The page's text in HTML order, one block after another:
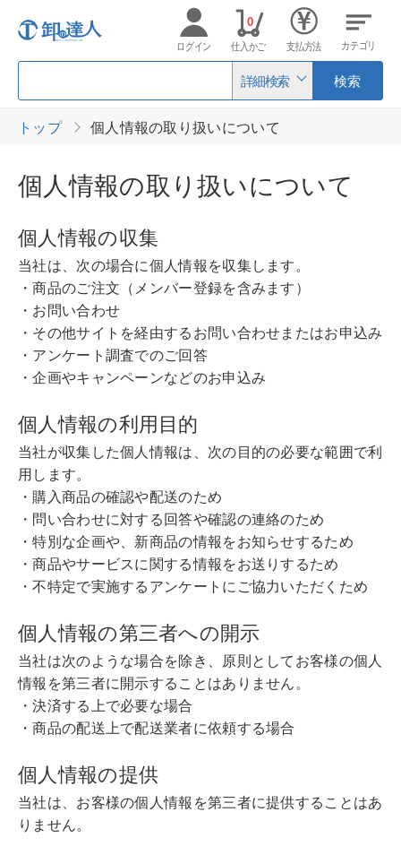
詳細検索 検索
ログイン 仕入かご
0
支払方法 カテゴリ
トップ 個人情報の取り扱いについて
個人情報の取り扱いについて
個人情報の収集
当社は、次の場合に個人情報を収集します。
・商品のご注文（メンバー登録を含みます）
・お問い合わせ
・その他サイトを経由するお問い合わせまたはお申込み
・アンケート調査でのご回答
・企画やキャンペーンなどのお申込み
個人情報の利用目的
当社が収集した個人情報は、次の目的の必要な範囲で利
用します。
・購入商品の確認や配送のため
・問い合わせに対する回答や確認の連絡のため
・特別な企画や、新商品の情報をお知らせするため
・商品やサービスに関する情報をお送りするため
・不特定で実施するアンケートにご協力いただくため
個人情報の第三者への開示
当社は次のような場合を除き、原則としてお客様の個人
情報を第三者に開示することはありません。
・決済する上で必要な場合
・商品の配送上で配送業者に依頼する場合
個人情報の提供
当社は、お客様の個人情報を第三者に提供することはあ
りません。